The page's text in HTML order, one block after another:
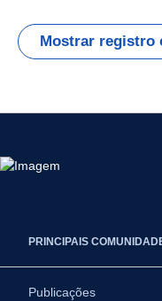
Mostrar registro
PRINCIPAIS
Publicações